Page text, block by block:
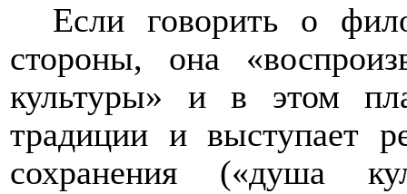
Если говорить о
стороны, она
культуры» и в этом
традиции и выступает
сохранения («душа